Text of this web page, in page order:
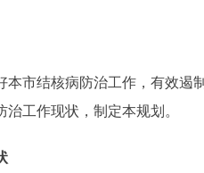
网上接诉即办
查
结核病防治工作，有效遏制
治工作现状，制定本规划。